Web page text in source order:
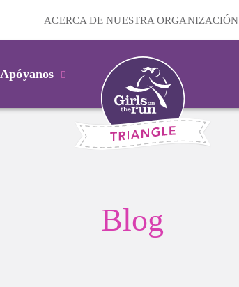
ACERCA DE NUESTRA ORGANIZACIÓN
Apóyanos
Blog